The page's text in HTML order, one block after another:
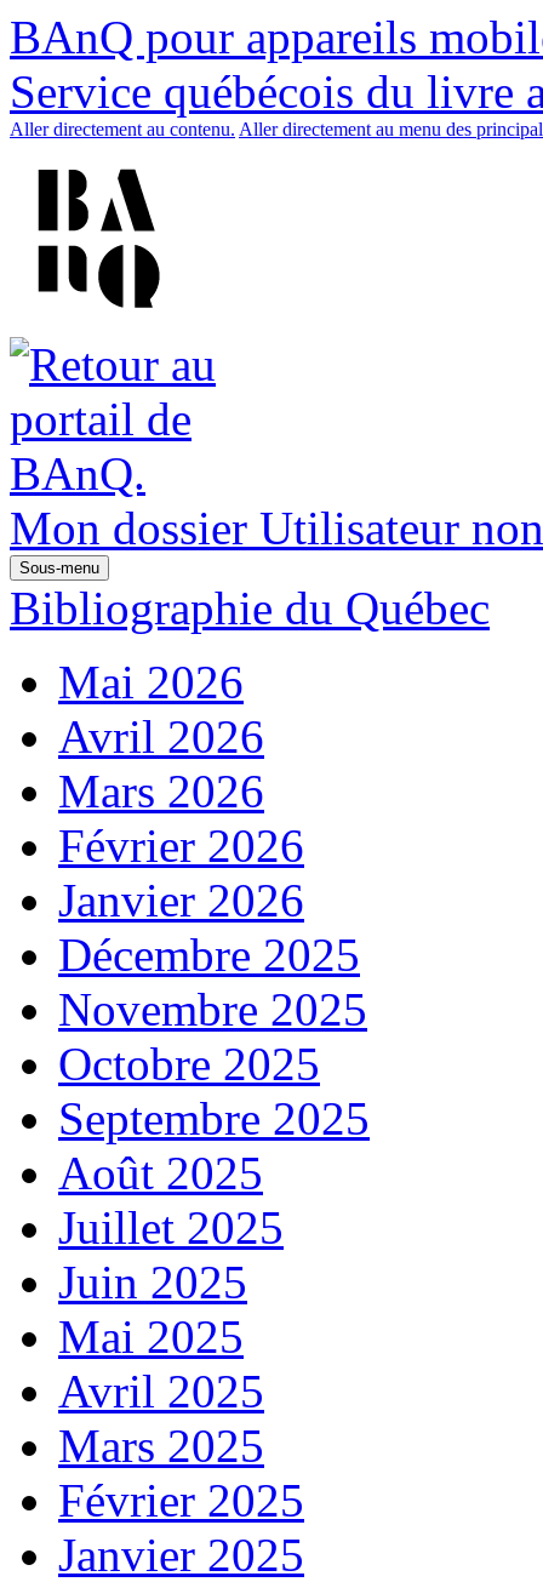
BAnQ pour appareils
Service québécois du livre
Aller directement au contenu. Aller directement au menu des
Mon dossier Utilisateur
Sous-menu
Bibliographie du Québec
Mai 2026
Avril 2026
Mars 2026
Février 2026
Janvier 2026
Décembre 2025
Novembre 2025
Octobre 2025
Septembre 2025
Août 2025
Juillet 2025
Juin 2025
Mai 2025
Avril 2025
Mars 2025
Février 2025
Janvier 2025